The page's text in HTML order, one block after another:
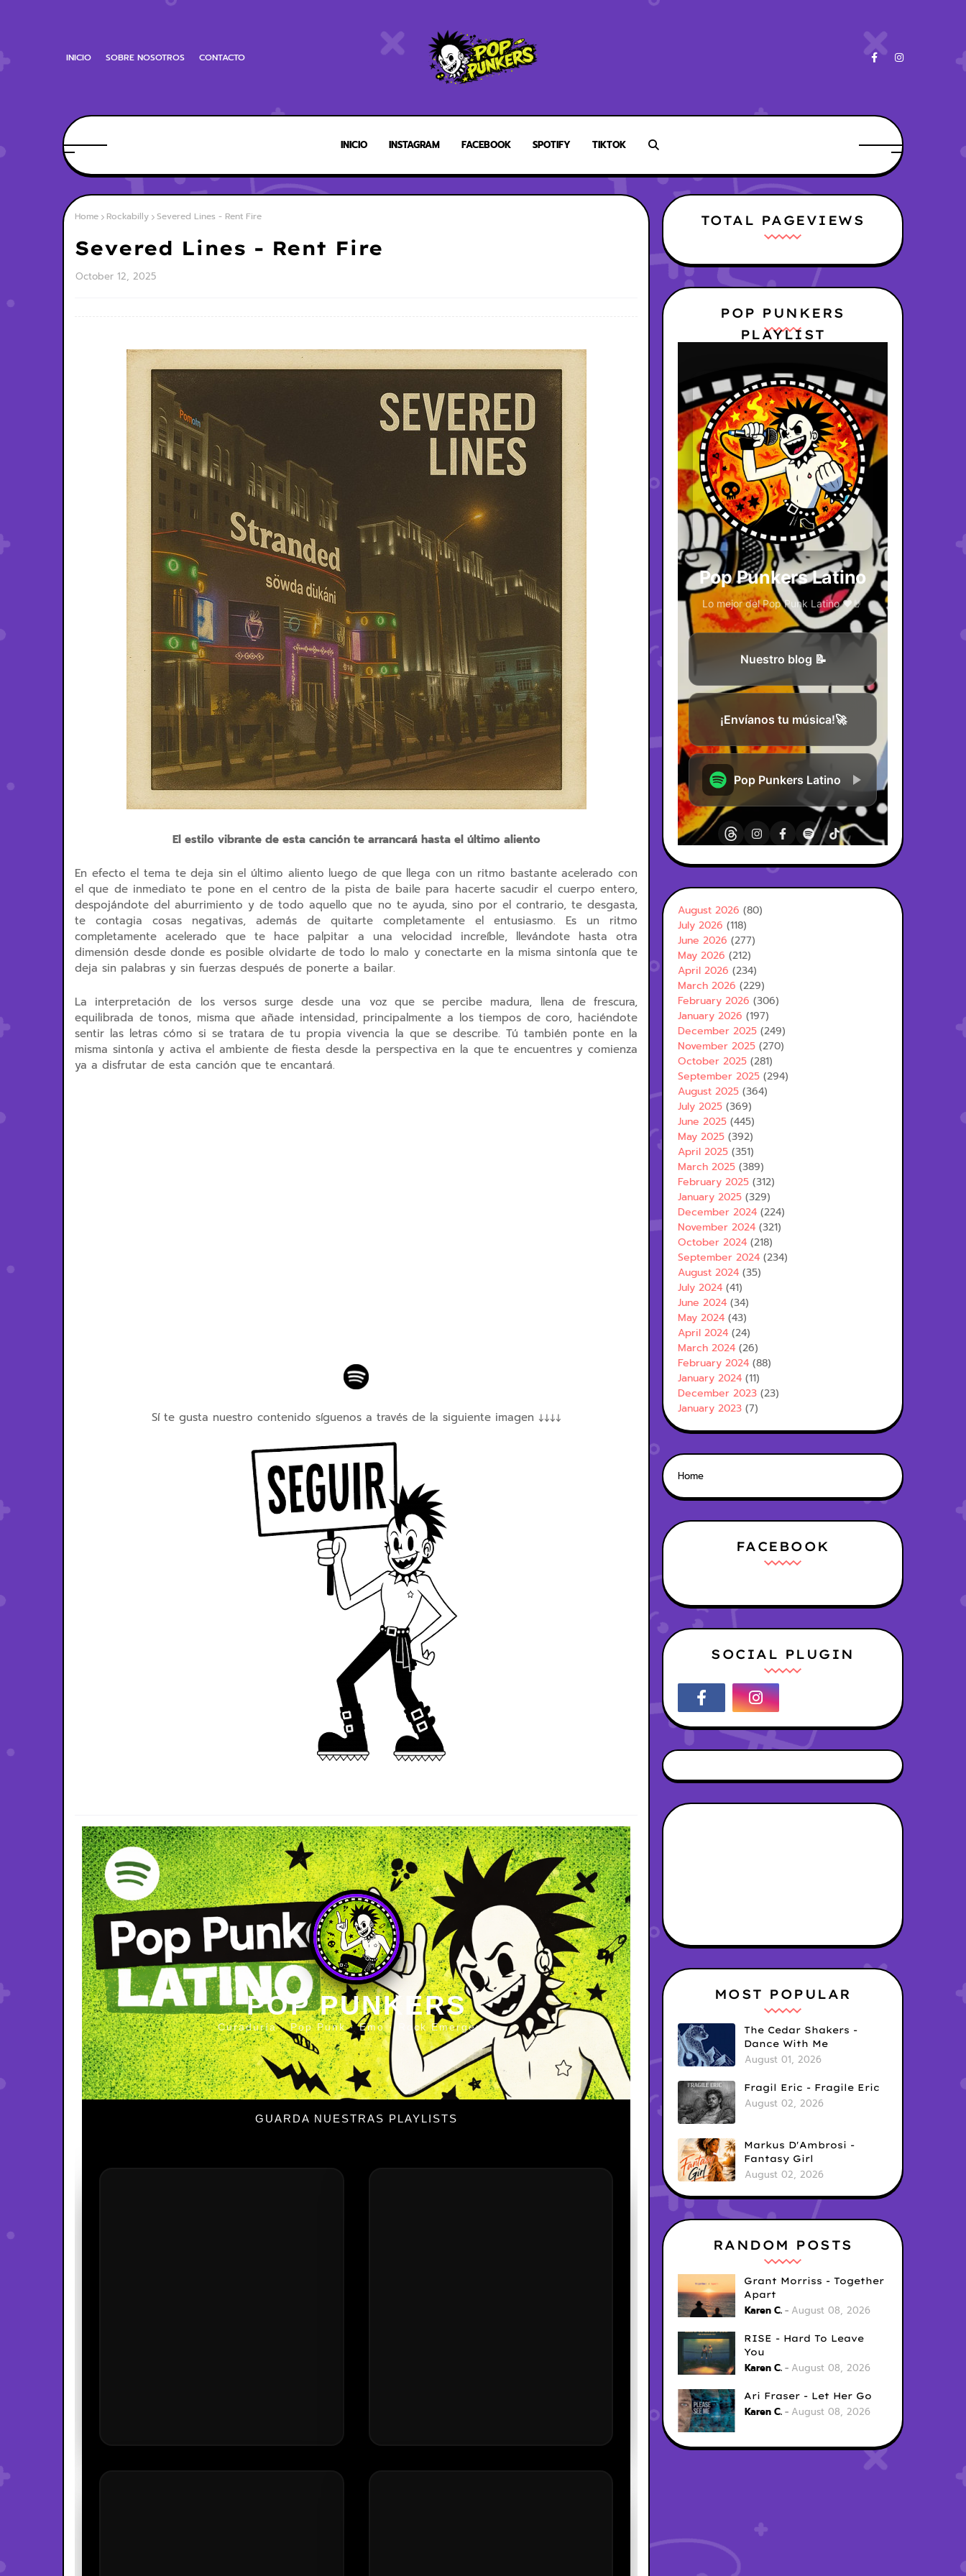
INICIO SOBRE NOSOTROS CONTACTO
INICIO INSTAGRAM FACEBOOK SPOTIFY TIKTOK
Home Rockabilly Severed Lines - Rent Fire
Severed Lines - Rent Fire
October 12, 2025
El estilo vibrante de esta canción te arrancará hasta el último aliento
En efecto el tema te deja sin el último aliento luego de que llega con un ritmo bastante acelerado con
el que de inmediato te pone en el centro de la pista de baile para hacerte sacudir el cuerpo entero,
despojándote del aburrimiento y de todo aquello que no te ayuda, sino por el contrario, te desgasta,
te contagia cosas negativas, además de quitarte completamente el entusiasmo. Es un ritmo
completamente acelerado que te hace palpitar a una velocidad increíble, llevándote hasta otra
dimensión desde donde es posible olvidarte de todo lo malo y conectarte en la misma sintonía que te
deja sin palabras y sin fuerzas después de ponerte a bailar.
La interpretación de los versos surge desde una voz que se percibe madura, llena de frescura,
equilibrada de tonos, misma que añade intensidad, principalmente a los tiempos de coro, haciéndote
sentir las letras cómo si se tratara de tu propia vivencia la que se describe. Tú también ponte en la
misma sintonía y activa el ambiente de fiesta desde la perspectiva en la que te encuentres y comienza
ya a disfrutar de esta canción que te encantará.
Sí te gusta nuestro contenido síguenos a través de la siguiente imagen ↓↓↓↓
POP PUNKERS
Curaduría · Pop Punk · Emo · Rock Emergente
GUARDA NUESTRAS PLAYLISTS
TOTAL PAGEVIEWS
POP PUNKERS
PLAYLIST
August 2026 (80)
July 2026 (118)
June 2026 (277)
May 2026 (212)
April 2026 (234)
March 2026 (229)
February 2026 (306)
January 2026 (197)
December 2025 (249)
November 2025 (270)
October 2025 (281)
September 2025 (294)
August 2025 (364)
July 2025 (369)
June 2025 (445)
May 2025 (392)
April 2025 (351)
March 2025 (389)
February 2025 (312)
January 2025 (329)
December 2024 (224)
November 2024 (321)
October 2024 (218)
September 2024 (234)
August 2024 (35)
July 2024 (41)
June 2024 (34)
May 2024 (43)
April 2024 (24)
March 2024 (26)
February 2024 (88)
January 2024 (11)
December 2023 (23)
January 2023 (7)
Home
FACEBOOK
SOCIAL PLUGIN
MOST POPULAR
The Cedar Shakers -
Dance With Me
August 01, 2026
Fragil Eric - Fragile Eric
August 02, 2026
Markus D'Ambrosi -
Fantasy Girl
August 02, 2026
RANDOM POSTS
Grant Morriss - Together
Apart
Karen C. August 08, 2026
RISE - Hard To Leave
You
Karen C. August 08, 2026
Ari Fraser - Let Her Go
Karen C. August 08, 2026